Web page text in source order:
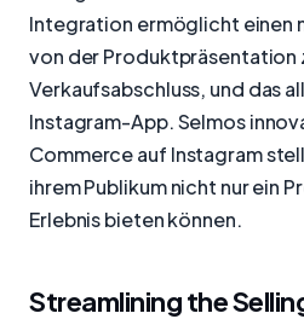
Integration ermöglicht einen
von der Produktpräsentation
Verkaufsabschluss, und das
Instagram-App. Selmos
Commerce auf Instagram
ihrem Publikum nicht nur ein
Erlebnis bieten können.
Streamlining the